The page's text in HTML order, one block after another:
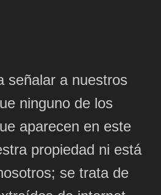
señalar a nuestros
ninguno de los
aparecen en este
propiedad ni está
se trata de